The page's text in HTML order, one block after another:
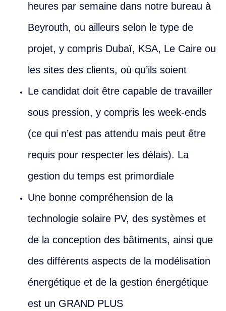
heures par semaine dans notre bureau à
Beyrouth, ou ailleurs selon le type de
projet, y compris Dubaï, KSA, Le Caire ou
les sites des clients, où qu’ils soient
Le candidat doit être capable de travailler
sous pression, y compris les week-ends
(ce qui n’est pas attendu mais peut être
requis pour respecter les délais). La
gestion du temps est primordiale
Une bonne compréhension de la
technologie solaire PV, des systèmes et
de la conception des bâtiments, ainsi que
des différents aspects de la modélisation
énergétique et de la gestion énergétique
est un GRAND PLUS